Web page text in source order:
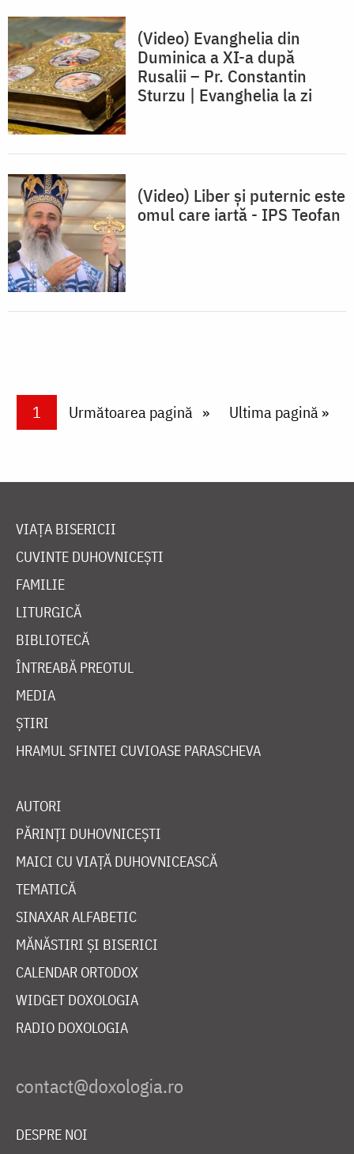
(Video) Evanghelia din
Duminica a XI-a după
Rusalii – Pr. Constantin
Sturzu | Evanghelia la zi
(Video) Liber și puternic este
omul care iartă - IPS Teofan
PaginareCurrent page
1 Next page
Următoarea pagină Last page
Ultima pagină »
VIAȚA BISERICII
CUVINTE DUHOVNICEȘTI
FAMILIE
LITURGICĂ
BIBLIOTECĂ
ÎNTREABĂ PREOTUL
MEDIA
ȘTIRI
HRAMUL SFINTEI CUVIOASE PARASCHEVA
AUTORI
PĂRINȚI DUHOVNICEȘTI
MAICI CU VIAȚĂ DUHOVNICEASCĂ
TEMATICĂ
SINAXAR ALFABETIC
MĂNĂSTIRI ȘI BISERICI
CALENDAR ORTODOX
WIDGET DOXOLOGIA
RADIO DOXOLOGIA
DESPRE NOI